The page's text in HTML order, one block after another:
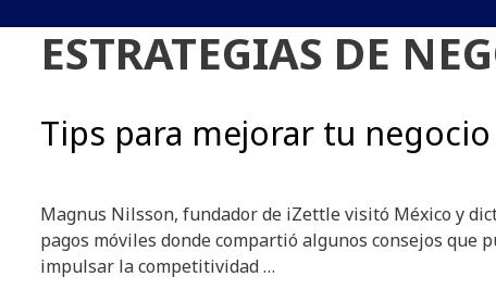
ESTRATEGIAS DE
Tips para mejorar tu negocio
Magnus Nilsson, fundador de iZettle visitó México y
pagos móviles donde compartió algunos consejos que
impulsar la competitividad …